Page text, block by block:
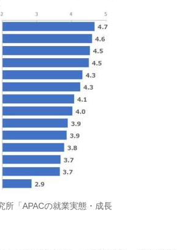
所「APACの就業実態・成長